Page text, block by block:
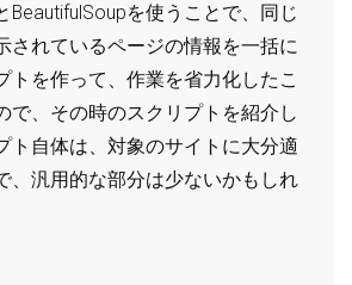
BeautifulSoupを使うことで、同じ
されているページの情報を一括に
トを作って、作業を省力化したこ
で、その時のスクリプトを紹介し
ト自体は、対象のサイトに大分適
、汎用的な部分は少ないかもしれ